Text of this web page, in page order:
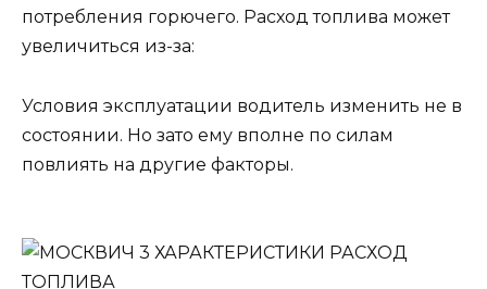
потребления горючего. Расход топлива может
увеличиться из-за:
Условия эксплуатации водитель изменить не в
состоянии. Но зато ему вполне по силам
повлиять на другие факторы.